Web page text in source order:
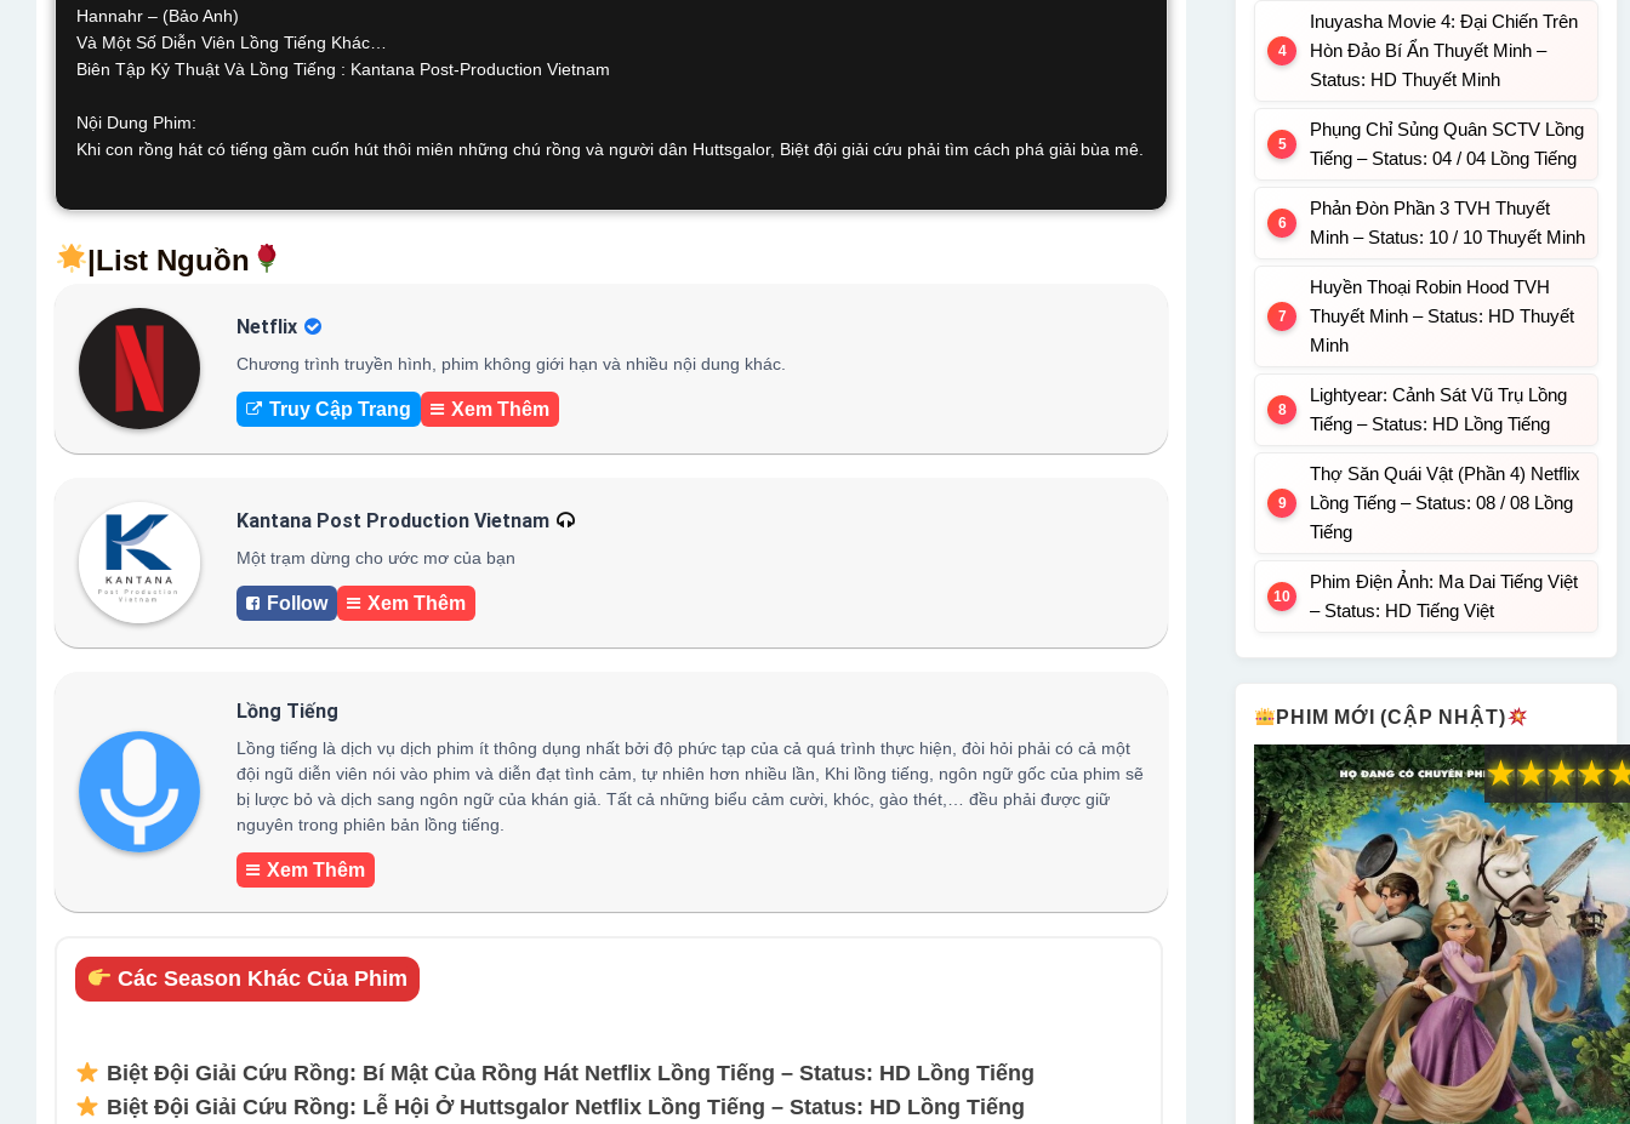
Hannahr – (Bảo Anh)
Và Một Số Diễn Viên Lồng Tiếng Khác…
Biên Tập Kỷ Thuật Và Lồng Tiếng : Kantana Post-Production Vietnam
Nội Dung Phim:
Khi con rồng hát có tiếng gầm cuốn hút thôi miên những chú rồng và người dân Huttsgalor, Biệt đội giải cứu phải tìm cách phá giải bùa mê.
|List Nguồn
Netflix
Chương trình truyền hình, phim không giới hạn và nhiều nội dung khác.
Truy Cập Trang Xem Thêm
Kantana Post Production Vietnam
Một trạm dừng cho ước mơ của bạn
Follow Xem Thêm
Lồng Tiếng
Lồng tiếng là dịch vụ dịch phim ít thông dụng nhất bởi độ phức tạp của cả quá trình thực hiện, đòi hỏi phải có cả một
đội ngũ diễn viên nói vào phim và diễn đạt tình cảm, tự nhiên hơn nhiều lần, Khi lồng tiếng, ngôn ngữ gốc của phim sẽ
bị lược bỏ và dịch sang ngôn ngữ của khán giả. Tất cả những biểu cảm cười, khóc, gào thét,… đều phải được giữ
nguyên trong phiên bản lồng tiếng.
Xem Thêm
Các Season Khác Của Phim
Biệt Đội Giải Cứu Rồng: Bí Mật Của Rồng Hát Netflix Lồng Tiếng – Status: HD Lồng Tiếng
Biệt Đội Giải Cứu Rồng: Lễ Hội Ở Huttsgalor Netflix Lồng Tiếng – Status: HD Lồng Tiếng
Inuyasha Movie 4: Đại Chiến Trên
Hòn Đảo Bí Ẩn Thuyết Minh –
Status: HD Thuyết Minh
Phụng Chỉ Sủng Quân SCTV Lồng
Tiếng – Status: 04 / 04 Lồng Tiếng
Phản Đòn Phần 3 TVH Thuyết
Minh – Status: 10 / 10 Thuyết Minh
Huyền Thoại Robin Hood TVH
Thuyết Minh – Status: HD Thuyết
Minh
Lightyear: Cảnh Sát Vũ Trụ Lồng
Tiếng – Status: HD Lồng Tiếng
Thợ Săn Quái Vật (Phần 4) Netflix
Lồng Tiếng – Status: 08 / 08 Lồng
Tiếng
Phim Điện Ảnh: Ma Dai Tiếng Việt
– Status: HD Tiếng Việt
PHIM MỚI (CẬP NHẬT)
★
★
★
★